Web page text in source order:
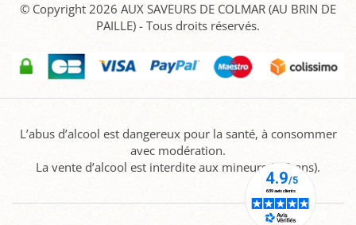
© Copyright 2026 AUX SAVEURS DE COLMAR (AU BRIN DE
PAILLE) - Tous droits réservés.
L’abus d’alcool est dangereux pour la santé, à consommer
avec modération.
La vente d’alcool est interdite aux mineurs (-18 ans).